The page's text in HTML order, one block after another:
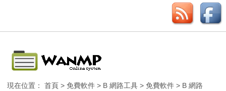
現在位置：首頁 >免費軟件 > B 網路工具 >免費軟件 > B 網路